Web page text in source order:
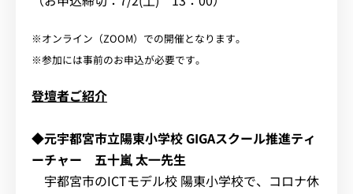
※オンライン（ZOOM）での開催となります。
※参加には事前のお申込が必要です。
登壇者ご紹介
◆元宇都宮市立陽東小学校 GIGAスクール推進ティ
ーチャー 五十嵐 太一先生
宇都宮市のICTモデル校 陽東小学校で、コロナ休